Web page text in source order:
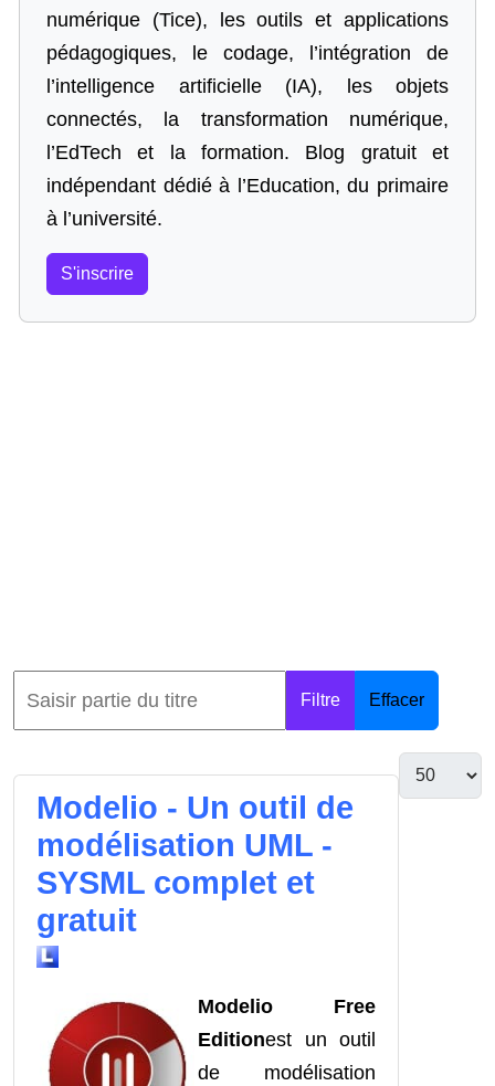
numérique (Tice), les outils et applications
pédagogiques, le codage,
l’intégration de
l’intelligence artificielle (IA), les objets
connectés, la transformation numérique,
l’EdTech et la formation. Blog gratuit et
indépendant dédié à l’Education, du primaire
à l’université.
S'inscrire
Filtre Effacer
Modelio - Un outil de
modélisation UML -
SYSML complet et
gratuit
Modelio Free
Editionest un outil
de modélisation